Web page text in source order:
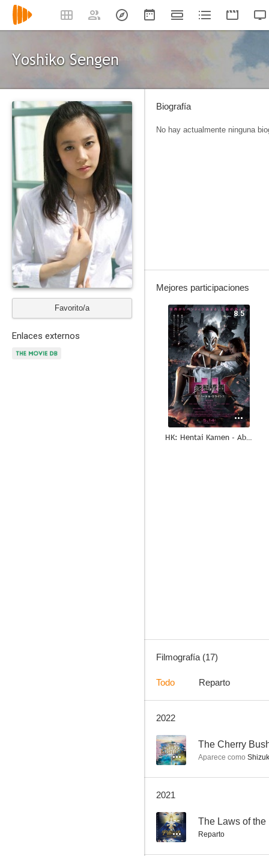
Yoshiko Sengen
Favorito/a
Enlaces externos
Biografía
No hay actualmente ninguna
Mejores participaciones
8.5
HK: Hentai Kamen - Abnormal Crisis
Filmografía (17)
Todo Reparto
2022
-- The Cherry
Aparece como
2021
-- The Laws of
Reparto